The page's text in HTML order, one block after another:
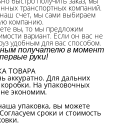
транспортных компаний.
наш счет, мы сами выбираем
компанию.
вы, то мы предложим
вариант. Если он вас не
удобным для вас способом.
получателю в момент
руки!
ТОВАРА
аккуратно. Для дальних
На упаковочных
экономим.
упаковка, вы можете
сроки и стоимость